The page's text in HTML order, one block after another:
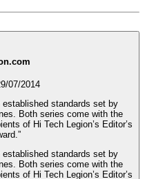
07/2014
established standards set by
Both series come with the
of Hi Tech Legion’s Editor’s
established standards set by
Both series come with the
of Hi Tech Legion’s Editor’s